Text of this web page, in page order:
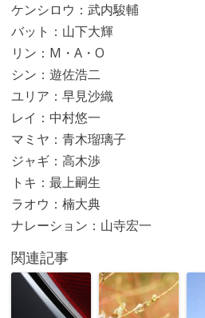
ケンシロウ：武内駿輔
バット：山下大輝
リン：M・A・O
シン：遊佐浩二
ユリア：早見沙織
レイ：中村悠一
マミヤ：青木瑠璃子
ジャギ：高木渉
トキ：最上嗣生
ラオウ：楠大典
ナレーション：山寺宏一
関連記事